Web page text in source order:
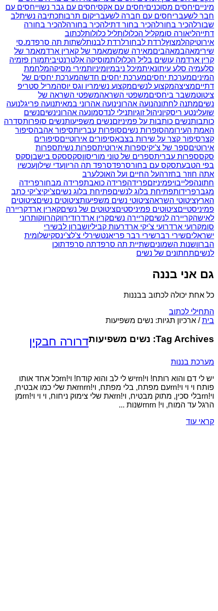
מינייםיחסים מסוכניםיחסים עם אקסיחסים עם גבר נשוייחסים עם
חבר לשעבריחסים עם חברה לשעבריקום תרבותכתיבה נשיתלב
שבורלהכיר בחורלהכיר בחור דתילהכיר בחורהלהכיר בחורה
דתייהליאורה סומקליל הכלולותליל כלולותלכתוב
אירוטיקהלמצוץלרדת לבחורלרדת לבנותלשתות תה סרפדמ.סי
שירימאהבמאהביםמאירה שמשמאמר של קארין ארדמאמר של
קרין ארדמה עושים בליל הכלולותמוסיקה אלטרנטיביתמורן פזמיה
סלעמיה סלע עיתונאיתמיכל ניבמיןמיניותמירי מסיקהמלחמת
המיניםמערכת יחסיםמערכת יחסים חדשהמערכת יחסים של
דתייםמציצהמקצוע לנשיםמקצוע נשימריו וגס יוסהמריל סטריפ
ציטוטמשבר ביחסיםמשפטי השראהמשפטי השראה של
נשיםמתנה לחתונהנועה אהרונינועה אהרוני במאיתנועה פריגלנועה
שועלינטע ריסקיןניהול זוגיותנילי לנדסמןנעה אהרונינשיםנשים
כותבותנשים כותבות על פמיניזםנשים משפיעותנשים סופרותסדרה
האמת העירומהסופרות נשיםסופרות עבריותסיפור אהבהסיפור
קצרסיפור קצר על שירות בצבאסיפורים אירוטייםסיפורים
אירוטיםספר של צ'יקיספרות אירוטיתספרות נשיתספרות
סקסספרות עבריתספרים של טוני מוריסוןסקססקס בישבןסקס
בפי הטבעתסקס עם בחורסרפדסרפד תה הריוןעדי שילוןעכשיו
אתה חוזר בחזרהעל החיים ועל האוכלערב
חתונהפלייבויפמיניזםפרידהפרידה כואבתפרידה מבחורפרידה
מגברפרידותפתיחת בלוג לנשיםפתיחת בלוג נשיםצ'יקיצ'יקי כתב
הארץציטוטי השראהציטוטי נשים משפיעותציטוטים נשיםציטוטים
פמיניסטייםציטוטים פמיניסטיםציטוטים של נשיםקארין ארדקריירה
לאישהקריירה לנשיםקריירה נשיםקרין ארדרודירווקהרווקותרוני
סומקרועי ארדרועי צ'יקי ארדרעות קביליושברון לבשירי
ישראליםשירי רברשירי רבר פריאנטשירלי צ'לצ'ינסקישלומית
הברוןשנות השמוניםשתיית תה סרפדתה סרפדתוכן
לנשיםתחתונים של נשים
גם אני בננה
כל אחת יכולה לכתוב בבננות
התחילי לכתוב
בית/ ארכיון תגיות: נשים משפיעות
Tag Archives: נשים משפיעותדרורה חבקין
מערכת בננות
יש לי דם והוא רותח! וי!rnיש לי לב והוא קודח! וי!rnכל אחד אותו
פותח וי וי וי!rnעם מפתח, בלי מפתח, וי!rnrnאת שלי כמו אבטיח,
וי!rnבלי סכין, מתוק מבטיח, וי!rnאת שלי צימוק ניחוח, וי וי וי!rnמן
הרגל עד המוח, וי! rnrnשנות ...
קראי עוד